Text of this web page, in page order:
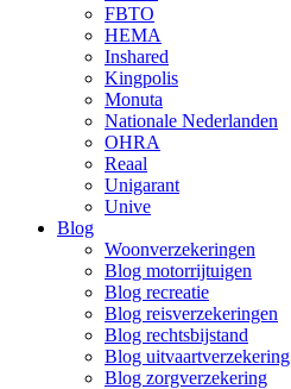
FBTO
HEMA
Inshared
Kingpolis
Monuta
Nationale Nederlanden
OHRA
Reaal
Unigarant
Unive
Blog
Woonverzekeringen
Blog motorrijtuigen
Blog recreatie
Blog reisverzekeringen
Blog rechtsbijstand
Blog uitvaartverzekering
Blog zorgverzekering